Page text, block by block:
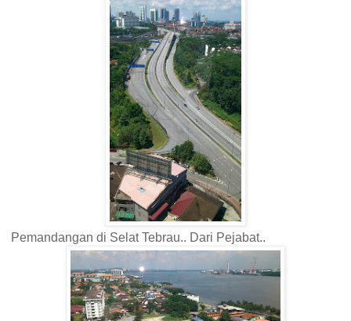
Pemandangan di Selat Tebrau.. Dari Pejabat..